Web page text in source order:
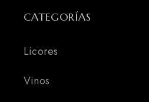
CATEGORÍAS
Licores
Vinos